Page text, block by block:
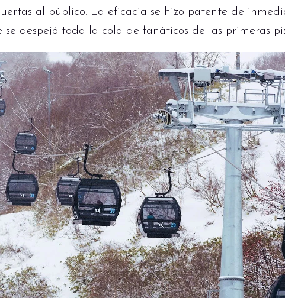
al público. La eficacia se hizo patente de
despejó toda la cola de fanáticos de las primeras